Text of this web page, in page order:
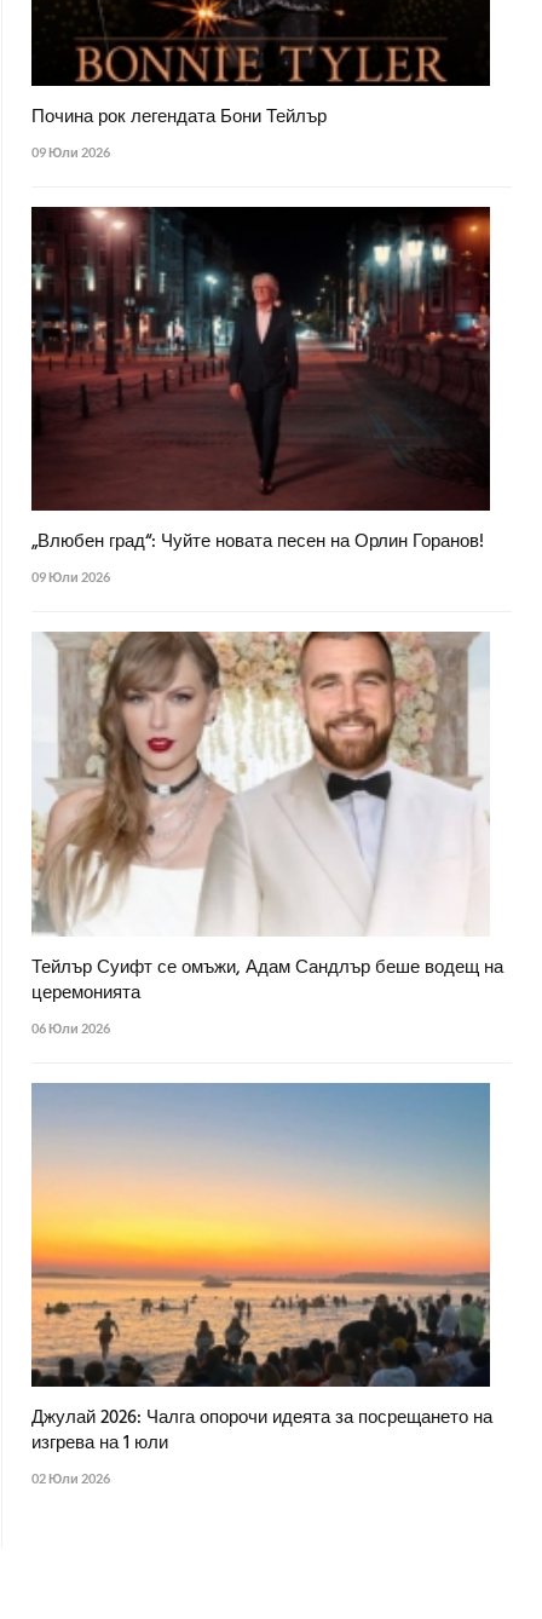
Почина рок легендата Бони Тейлър
09 Юли 2026
„Влюбен град“: Чуйте новата песен на Орлин Горанов!
09 Юли 2026
Тейлър Суифт се омъжи, Адам Сандлър беше водещ на
церемонията
06 Юли 2026
Джулай 2026: Чалга опорочи идеята за посрещането на
изгрева на 1 юли
02 Юли 2026